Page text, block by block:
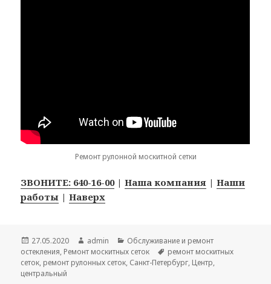
Ремонт рулонной москитной сетки
ЗВОНИТЕ: 640-16-00|Наша компания |Наши
работы |Наверх
Опубликовано
27.05.2020 Автор
admin Рубрики
Обслуживание и ремонт
остекления, Ремонт москитных сеток Метки
ремонт москитных
сеток, ремонт рулонных сеток, Санкт-Петербург, Центр,
центральный